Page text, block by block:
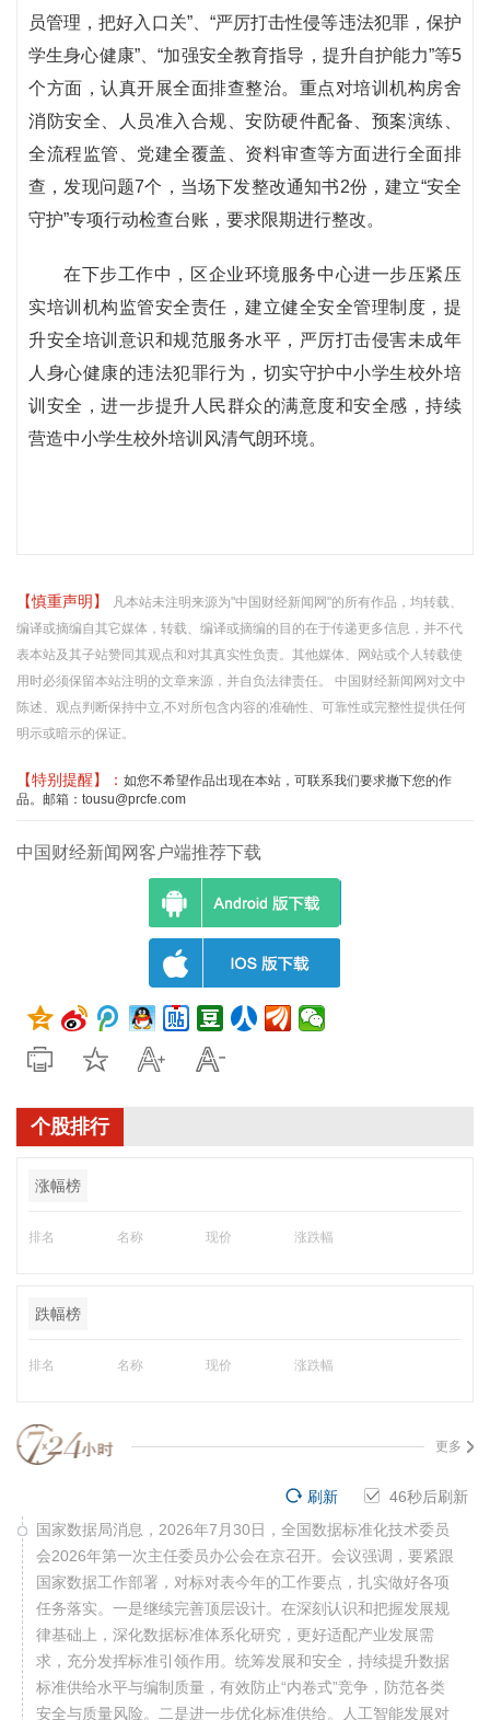
员管理，把好入口关”、“严厉打击性侵等违法犯罪，保护
学生身心健康”、“加强安全教育指导，提升自护能力”等5
个方面，认真开展全面排查整治。重点对培训机构房舍
消防安全、人员准入合规、安防硬件配备、预案演练、
全流程监管、党建全覆盖、资料审查等方面进行全面排
查，发现问题7个，当场下发整改通知书2份，建立“安全
守护”专项行动检查台账，要求限期进行整改。
在下步工作中，区企业环境服务中心进一步压紧压
实培训机构监管安全责任，建立健全安全管理制度，提
升安全培训意识和规范服务水平，严厉打击侵害未成年
人身心健康的违法犯罪行为，切实守护中小学生校外培
训安全，进一步提升人民群众的满意度和安全感，持续
营造中小学生校外培训风清气朗环境。
【慎重声明】
凡本站未注明来源为"中国财经新闻网"的所有作品，均转载、
编译或摘编自其它媒体，转载、编译或摘编的目的在于传递更多信息，并不代
表本站及其子站赞同其观点和对其真实性负责。其他媒体、网站或个人转载使
用时必须保留本站注明的文章来源，并自负法律责任。 中国财经新闻网对文中
陈述、观点判断保持中立,不对所包含内容的准确性、可靠性或完整性提供任何
明示或暗示的保证。
【特别提醒】： 如您不希望作品出现在本站，可联系我们要求撤下您的作
品。邮箱：tousu@prcfe.com
中国财经新闻网客户端推荐下载
个股排行
涨幅榜
排名 名称 现价 涨跌幅
跌幅榜
排名 名称 现价 涨跌幅
更多
45秒后刷新
刷新
国家数据局消息，2026年7月30日，全国数据标准化技术委员
会2026年第一次主任委员办公会在京召开。会议强调，要紧跟
国家数据工作部署，对标对表今年的工作要点，扎实做好各项
任务落实。一是继续完善顶层设计。在深刻认识和把握发展规
律基础上，深化数据标准体系化研究，更好适配产业发展需
求，充分发挥标准引领作用。统筹发展和安全，持续提升数据
标准供给水平与编制质量，有效防止“内卷式”竞争，防范各类
安全与质量风险。二是进一步优化标准供给。人工智能发展对